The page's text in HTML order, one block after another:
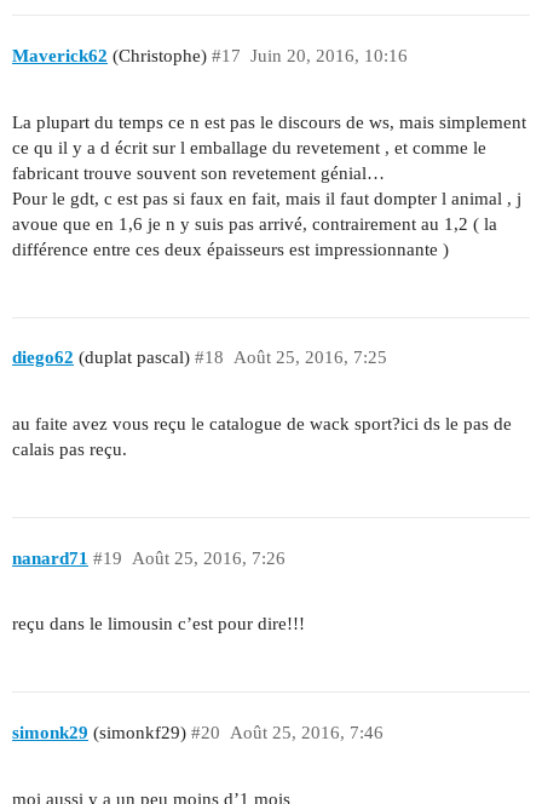
Maverick62 (Christophe) Juin 20, 2016, 10:16
#17
La plupart du temps ce n est pas le discours de ws, mais simplement
ce qu il y a d écrit sur l emballage du revetement , et comme le
fabricant trouve souvent son revetement génial…
Pour le gdt, c est pas si faux en fait, mais il faut dompter l animal , j
avoue que en 1,6 je n y suis pas arrivé, contrairement au 1,2 ( la
différence entre ces deux épaisseurs est impressionnante )
diego62 (duplat pascal) Août 25, 2016, 7:25
#18
au faite avez vous reçu le catalogue de wack sport?ici ds le pas de
calais pas reçu.
nanard71 Août 25, 2016, 7:26
#19
reçu dans le limousin c’est pour dire!!!
simonk29 (simonkf29) Août 25, 2016, 7:46
#20
moi aussi y a un peu moins d’1 mois